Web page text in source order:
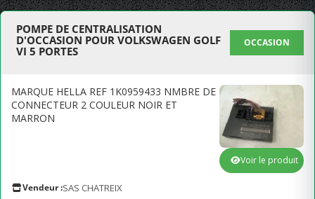
POMPE DE CENTRALISATION
D'OCCASION POUR VOLKSWAGEN GOLF
VI 5 PORTES
OCCASION
MARQUE HELLA REF 1K0959433 NMBRE DE
CONNECTEUR 2 COULEUR NOIR ET
MARRON
Vendeur :SAS CHATREIX
Voir le produit